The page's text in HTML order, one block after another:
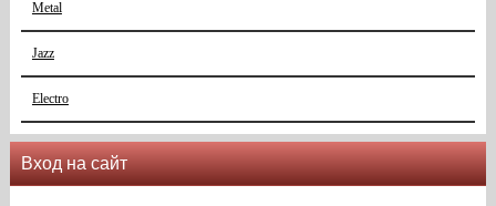
Metal
Jazz
Electro
Вход на сайт